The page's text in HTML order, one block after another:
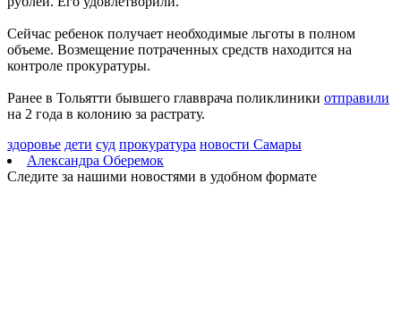
09.08.2026 | 10:29
В Самарской области 9 августа около 5 часов действовала
беспилотная опасность
09.08.2026 | 10:24
Врач перечислил полезные для работы мозга продукты
09.08.2026 | 10:05
Вячеслав Федорищев поздравил жителей Самарской области с
Днем строителя
09.08.2026 | 09:33
Персеиды: самарцам рассказали, как увидеть звездопад с 12 по
14 августа
09.08.2026 | 09:17
Сейчас ребенок получает необходимые льготы в полном
объеме. Возмещение потраченных средств находится на
контроле прокуратуры.
Ранее в Тольятти бывшего главврача поликлиники отправили
на 2 года в колонию за растрату.
здоровье дети суд прокуратура новости Самары
Александра Оберемок
Следите за нашими новостями в удобном формате